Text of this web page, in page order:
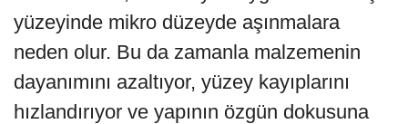
yüzeyinde mikro düzeyde aşınmalara
neden olur. Bu da zamanla malzemenin
dayanımını azaltıyor, yüzey kayıplarını
hızlandırıyor ve yapının özgün dokusuna